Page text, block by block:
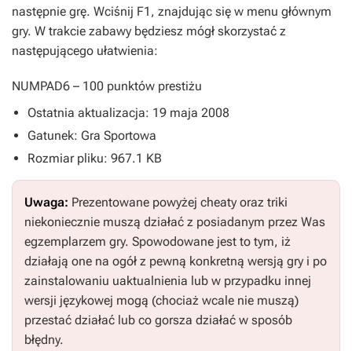
następnie grę. Wciśnij F1 , znajdując się w menu głównym
gry. W trakcie zabawy będziesz mógł skorzystać z
następującego ułatwienia:
NUMPAD6 – 100 punktów prestiżu
Ostatnia aktualizacja: 19 maja 2008
Gatunek: Gra Sportowa
Rozmiar pliku: 967.1 KB
Uwaga: Prezentowane powyżej cheaty oraz triki
niekoniecznie muszą działać z posiadanym przez Was
egzemplarzem gry. Spowodowane jest to tym, iż
działają one na ogół z pewną konkretną wersją gry i po
zainstalowaniu uaktualnienia lub w przypadku innej
wersji językowej mogą (chociaż wcale nie muszą)
przestać działać lub co gorsza działać w sposób
błędny.